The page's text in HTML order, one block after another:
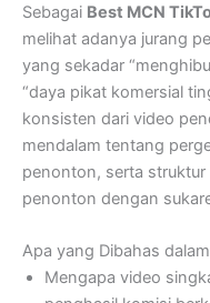
Sebagai Best MCN
melihat adanya jurang
yang sekadar
“daya pikat komersial
konsisten dari video
mendalam tentang
penonton, serta
penonton dengan
Apa yang Dibahas
Mengapa video